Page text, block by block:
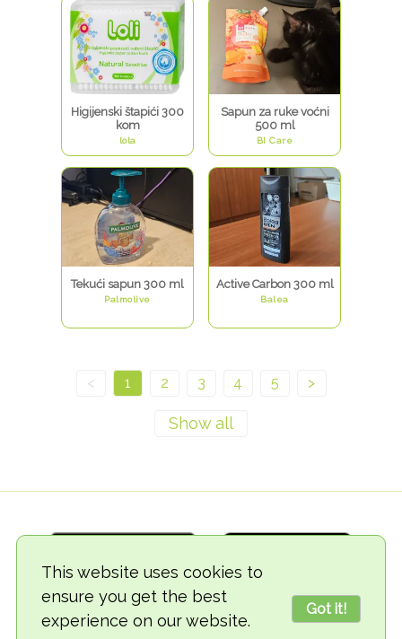
This website uses cookies to
ensure you get the best
experience on our website.
Got it!
Higijenski štapići 300
kom
lola
Sapun za ruke voćni
500 ml
BI Care
Tekući sapun 300 ml
Palmolive
Active Carbon 300 ml
Balea
< 1 2 3 4 5 >
© 2018-2026 TheVegCat